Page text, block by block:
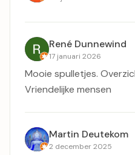
René Dunnewind
17 januari 2026
Mooie spulletjes.
Vriendelijke mensen
Martin Deutekom
2 december 2025